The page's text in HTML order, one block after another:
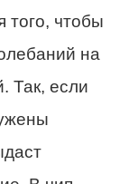
того, чтобы
на
Так, если